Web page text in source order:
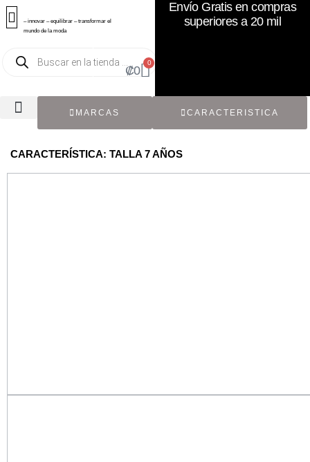
– innovar – equilibrar – transformar el
mundo de la moda
₡0
0
Envío Gratis en compras
superiores a 20 mil
MARCAS CARACTERISTICA
CARACTERÍSTICA: TALLA 7 AÑOS